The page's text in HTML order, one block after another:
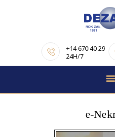
+14 670 40 29
24H/7
STRONA
OFERTA
e-